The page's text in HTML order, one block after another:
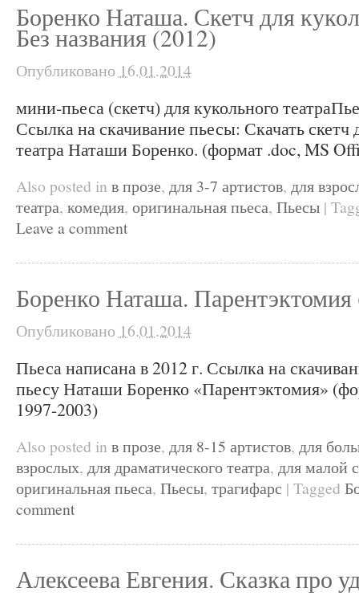
Боренко Наташа. Скетч для
Без названия (2012)
Опубликовано 16.01.2014
мини-пьеса (скетч) для кукольного
Ссылка на скачивание пьесы: Скачать скетч
театра Наташи Боренко. (формат .doc, MS
Also posted in в прозе, для 3-7 артистов, для
театра, комедия, оригинальная пьеса, Пьесы |
Leave a comment
Боренко Наташа. Парентэктомия
Опубликовано 16.01.2014
Пьеса написана в 2012 г. Ссылка на
пьесу Наташи Боренко «Парентэктомия»
1997-2003)
Also posted in в прозе, для 8-15 артистов, для
взрослых, для драматического театра, для малой
оригинальная пьеса, Пьесы, трагифарс | Tagged
comment
Алексеева Евгения. Сказка про